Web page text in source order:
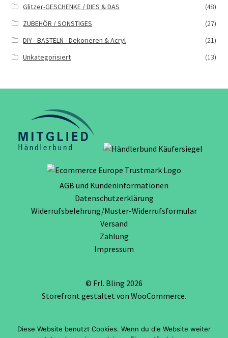
Glitzer-GESCHENKE / DIES & DAS
(48)
ZUBEHÖR / SONSTIGES
(27)
DIY - BASTELN - Dekorieren & Acryl
(21)
Unkategorisiert
(13)
AGB und Kundeninformationen
Datenschutzerklärung
Widerrufsbelehrung/Muster-Widerrufsformular
Versand
Zahlung
Impressum
© Frl. Bling 2026
Storefront gestaltet von WooCommerce.
Vertrag widerrufen
Diese Website benutzt Cookies. Wenn du die Website weiter